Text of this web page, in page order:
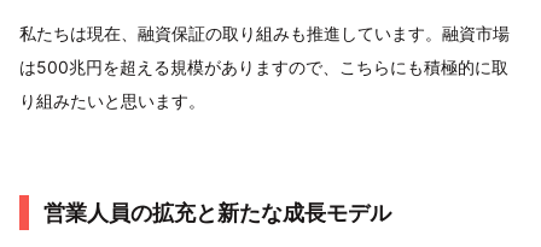
私たちは現在、融資保証の取り組みも推進しています。融資市場
は500兆円を超える規模がありますので、こちらにも積極的に取
り組みたいと思います。
営業人員の拡充と新たな成長モデル